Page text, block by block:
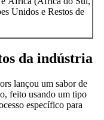
Unidos e Restos de
da indústria
lançou um sabor de
feito usando um tipo
específico para